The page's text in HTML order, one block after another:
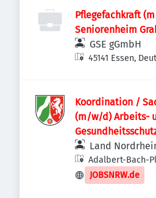
Pflegefachkraft
Seniorenheim
GSE gGmbH
45141 Essen,
Koordination /
(m/w/d) Arbeits-
Land
Adalbert-Bach-
Mettmann,
JOBSNRW.de